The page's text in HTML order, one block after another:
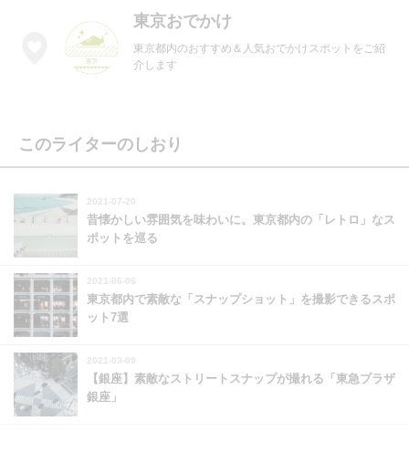
東京おでかけ
東京都内のおすすめ＆人気おでかけスポットをご紹
介します
このライターのしおり
2021-07-20
昔懐かしい雰囲気を味わいに。東京都内の「レトロ」なス
ポットを巡る
2021-06-06
東京都内で素敵な「スナップショット」を撮影できるスポ
ット7選
2021-03-09
【銀座】素敵なストリートスナップが撮れる「東急プラザ
銀座」